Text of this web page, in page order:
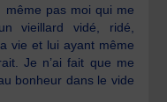
même pas moi qui me
vieillard vidé, ridé,
vie et lui ayant même
Je n’ai fait que me
bonheur dans le vide